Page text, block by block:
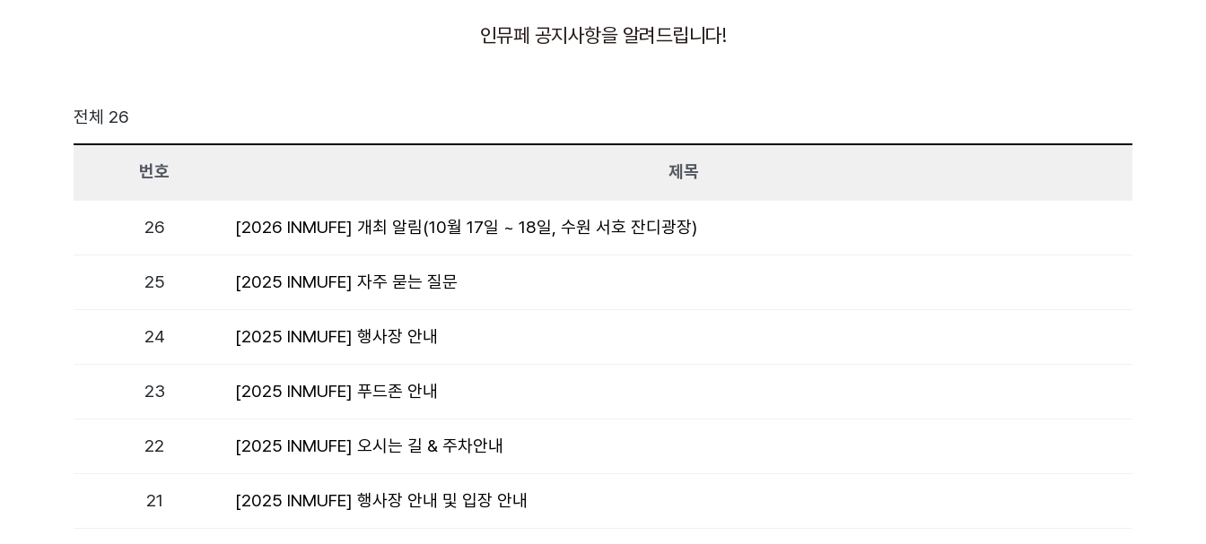
인뮤페 공지사항을 알려드립니다!
전체 26
번호 제목
26 [2026 INMUFE] 개최 알림(10월 17일 ~ 18일, 수원 서호 잔디광장)
25 [2025 INMUFE] 자주 묻는 질문
24 [2025 INMUFE] 행사장 안내
23 [2025 INMUFE] 푸드존 안내
22 [2025 INMUFE] 오시는 길 & 주차안내
21 [2025 INMUFE] 행사장 안내 및 입장 안내